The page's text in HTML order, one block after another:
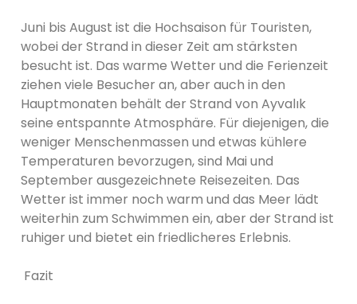
Juni bis August ist die Hochsaison für Touristen,
wobei der Strand in dieser Zeit am stärksten
besucht ist. Das warme Wetter und die Ferienzeit
ziehen viele Besucher an, aber auch in den
Hauptmonaten behält der Strand von Ayvalık
seine entspannte Atmosphäre. Für diejenigen, die
weniger Menschenmassen und etwas kühlere
Temperaturen bevorzugen, sind Mai und
September ausgezeichnete Reisezeiten. Das
Wetter ist immer noch warm und das Meer lädt
weiterhin zum Schwimmen ein, aber der Strand ist
ruhiger und bietet ein friedlicheres Erlebnis.
Fazit